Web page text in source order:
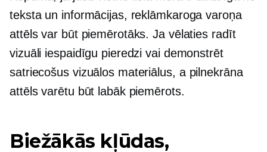
teksta un informācijas, reklāmkaroga varoņa
attēls var būt piemērotāks. Ja vēlaties radīt
vizuāli iespaidīgu pieredzi vai demonstrēt
satriecošus vizuālos materiālus, a pilnekrāna
attēls varētu būt labāk piemērots.
Biežākās kļūdas,